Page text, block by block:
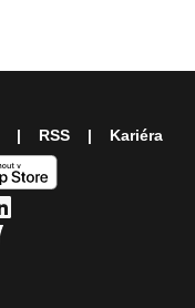
RSS Kariéra